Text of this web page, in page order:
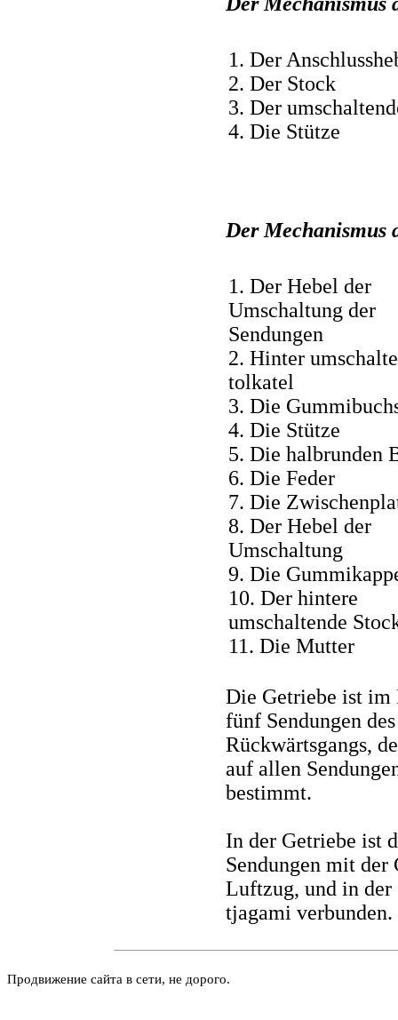
1. Der
2. Der Stock
3. Der
4. Die Stütze
Der Mechanismus
1. Der Hebel der
Umschaltung der
Sendungen
2. Hinter
tolkatel
3. Die
4. Die Stütze
5. Die halbrunden
6. Die Feder
7. Die
8. Der Hebel der
Umschaltung
9. Die
10. Der hintere
umschaltende
11. Die Mutter
Die Getriebe ist im
fünf Sendungen
Rückwärtsgangs,
auf allen
bestimmt.
In der Getriebe ist
Sendungen mit der
Luftzug, und in der
tjagami verbunden.
Продвижение сайта в сети, не дорого.